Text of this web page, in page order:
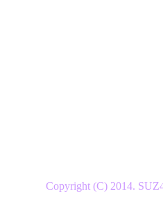
Copyright (C) 2014.